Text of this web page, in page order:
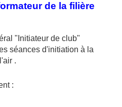
de la filière
"Initiateur de club"
séances d'initiation à la
.
: